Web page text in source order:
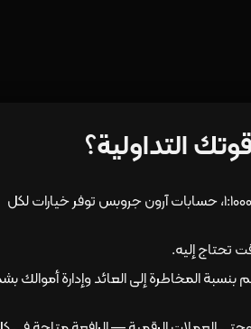
التداولية؟
من روافع منخفضة المخاطر مثل 1:10 إلى قوية مثل 1:1000، حسابات آرون جروبس توفر خيارات لكل
تحتاج إليه.
بنسبة المخاطرة إلى العائد وإدارة أموالك